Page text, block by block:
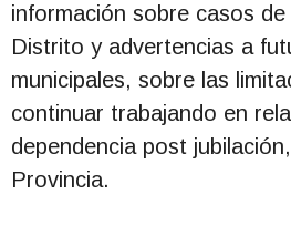
información sobre casos de
Distrito y advertencias a
municipales, sobre las
continuar trabajando en
dependencia post
Provincia.